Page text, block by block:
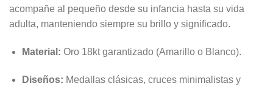
acompañe al pequeño desde su infancia hasta su vida
adulta, manteniendo siempre su brillo y significado.
Material: Oro 18kt garantizado (Amarillo o Blanco).
Diseños: Medallas clásicas, cruces minimalistas y